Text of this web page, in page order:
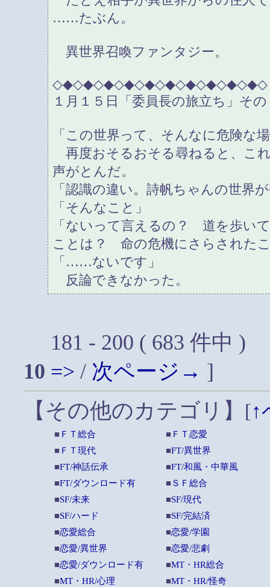
……たぶん。
異世界召喚ファンタジー。
◇◆◇◆◇◆◇◆◇◆◇◆◇◆◇◆◇◆◇◆◇
１月１５日「委員長の旅立ち」その
「この世界って、そんなに危険な
再度おそるおそる尋ねると、こ
声がとんだ。
「認識の違い。詩帆ちゃんの世界
「そんなこと」
「ないって言えるの？ 道を歩い
ことは？ 命の危機にさらされた
「……ないです」
反論できなかった。
181 - 200 ( 683 件中
10 => / 次ページ→ ]
【その他のカテゴリ】
[↑
■ＦＴ総合 ■ＦＴ恋愛
■ＦＴ現代 ■FT/異世界
■FT/神話伝承 ■FT/和風・中華風
■FT/ダウンロード有 ■ＳＦ総合
■SF/未来 ■SF/現代
■SF/ハード ■SF/完結済
■恋愛総合 ■恋愛/学園
■恋愛/異世界 ■恋愛/悲劇
■恋愛/ダウンロード有 ■MT・HR総合
■MT・HR/心理 ■MT・HR/怪奇